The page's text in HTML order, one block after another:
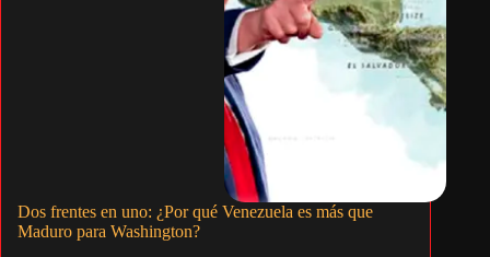
Dos frentes en uno: ¿Por qué Venezuela es más que
Maduro para Washington?